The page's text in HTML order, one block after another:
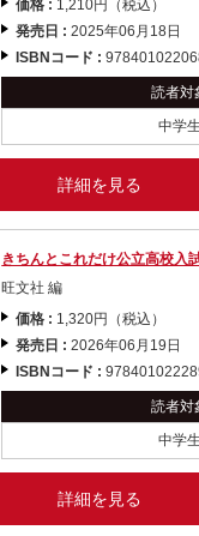
価格 : 1,210円（税込）
発売日 :2025年06月18日
ISBNコード :
読者対
中学生
詳細を見る
きちんとこれだけ公立高校入
旺文社 編
価格 : 1,320円（税込）
発売日 :2026年06月19日
ISBNコード :
読者対
中学生
詳細を見る